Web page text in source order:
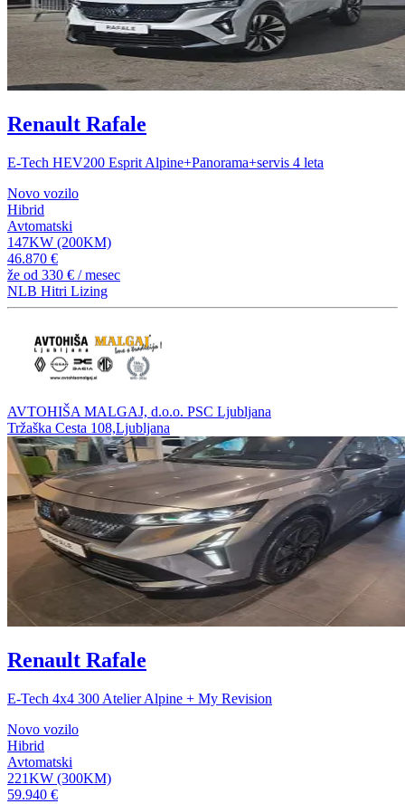
Renault Rafale
E-Tech HEV200 Esprit Alpine+Panorama+servis 4 leta
Novo vozilo
Hibrid
Avtomatski
147KW (200KM)
46.870 €
že od 330 € / mesec
NLB Hitri Lizing
AVTOHIŠA MALGAJ, d.o.o. PSC Ljubljana
Tržaška Cesta 108,Ljubljana
Renault Rafale
E-Tech 4x4 300 Atelier Alpine + My Revision
Novo vozilo
Hibrid
Avtomatski
221KW (300KM)
59.940 €